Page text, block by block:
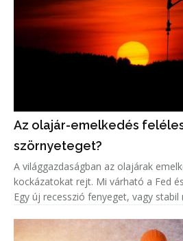
Az olajár-emelkedés
szörnyeteget?
A világgazdaságban az olajárak
kockázatokat rejt. Mi várható a Fed
Egy új recesszió fenyeget, vagy stabil